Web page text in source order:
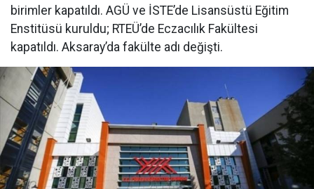
birimler kapatıldı. AGÜ ve İSTE’de Lisansüstü Eğitim
Enstitüsü kuruldu; RTEÜ’de Eczacılık Fakültesi
kapatıldı. Aksaray’da fakülte adı değişti.